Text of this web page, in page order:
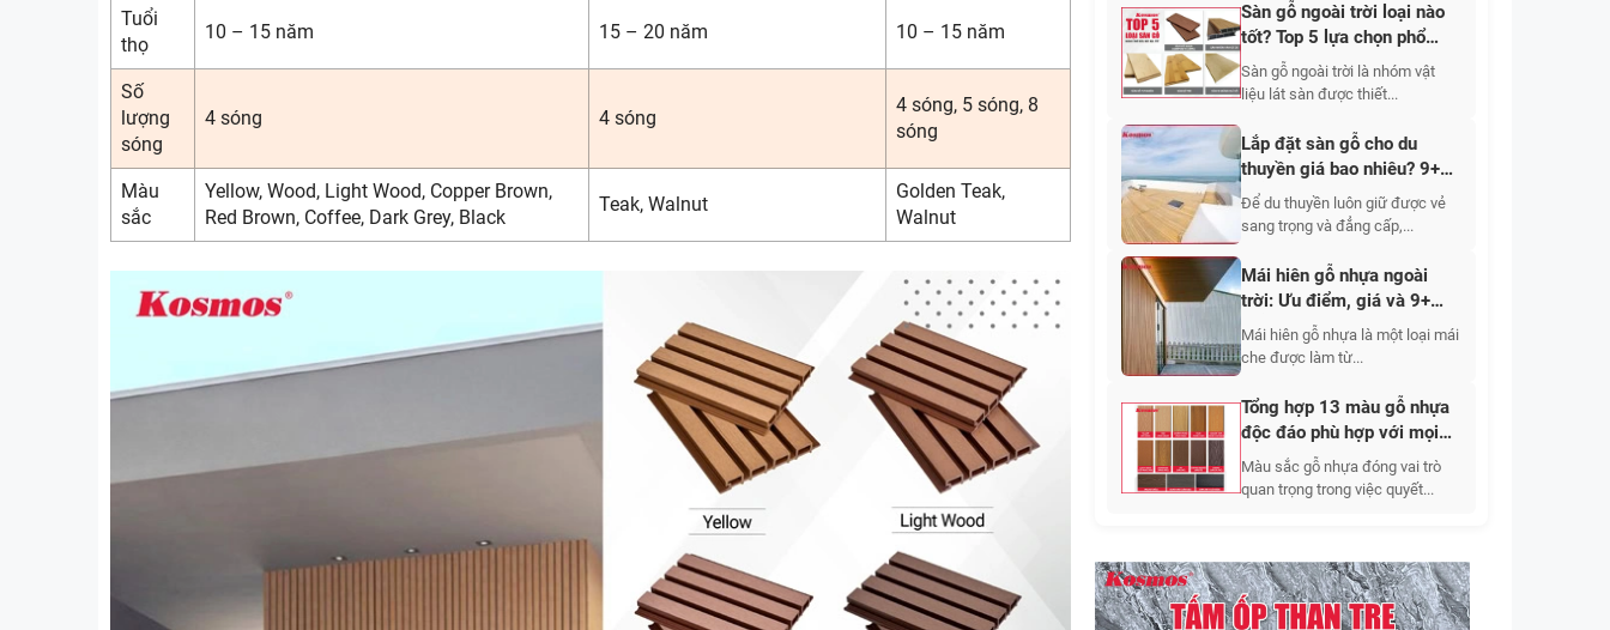
Tuổi
thọ
10 – 15 năm 15 – 20 năm 10 – 15 năm
Số
lượng
sóng
4 sóng 4 sóng
4 sóng, 5 sóng, 8
sóng
Màu
sắc
Yellow, Wood, Light Wood, Copper Brown,
Red Brown, Coffee, Dark Grey, Black
Teak, Walnut
Golden Teak,
Walnut
Sàn gỗ ngoài trời loại nào
tốt? Top 5 lựa chọn phổ
biến 2026
Sàn gỗ ngoài trời là nhóm vật
liệu lát sàn được thiết...
Lắp đặt sàn gỗ cho du
thuyền giá bao nhiêu? 9+
mẫu đẹp
Để du thuyền luôn giữ được vẻ
sang trọng và đẳng cấp,...
Mái hiên gỗ nhựa ngoài
trời: Ưu điểm, giá và 9+
mẫu đẹp 2026
Mái hiên gỗ nhựa là một loại mái
che được làm từ...
Tổng hợp 13 màu gỗ nhựa
độc đáo phù hợp với mọi
phong cách 2026
Màu sắc gỗ nhựa đóng vai trò
quan trọng trong việc quyết...